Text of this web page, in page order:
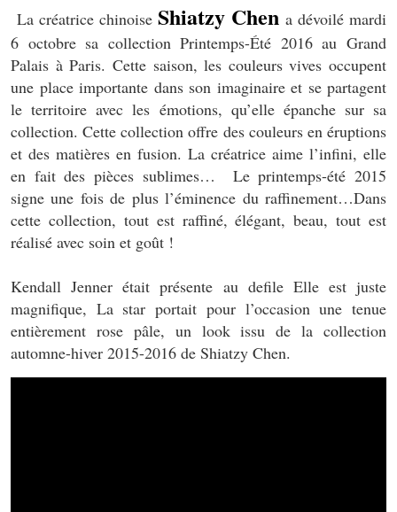
La créatrice chinoise Shiatzy Chen a dévoilé mardi
6 octobre sa collection Printemps-Été 2016 au Grand
Palais à Paris. Cette saison, les couleurs vives occupent
une place importante dans son imaginaire et se partagent
le territoire avec les émotions, qu’elle épanche sur sa
collection. Cette collection offre des couleurs en éruptions
et des matières en fusion. La créatrice aime l’infini, elle
en fait des pièces sublimes… Le printemps-été 2015
signe une fois de plus l’éminence du raffinement…Dans
cette collection, tout est raffiné, élégant, beau, tout est
réalisé avec soin et goût !
Kendall Jenner était présente au defile Elle est juste
magnifique, La star portait pour l’occasion une tenue
entièrement rose pâle, un look issu de la collection
automne-hiver 2015-2016 de Shiatzy Chen.